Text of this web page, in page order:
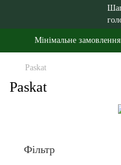
Мінімальне
Paskat
Paskat
Фільтр